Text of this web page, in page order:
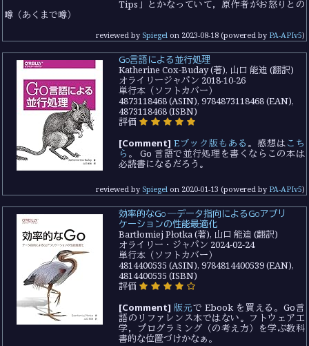
Tips」とかなっていて，原作者がお怒りとの
噂（あくまで噂）
reviewed by Spiegelon 2023-08-18(powered by PA-APIv5)
Go言語による並行処理
Katherine Cox-Buday (著), 山口 能迪 (翻訳)
オライリージャパン 2018-10-26
単行本（ソフトカバー）
4873118468 (ASIN), 9784873118468 (EAN),
4873118468 (ISBN)
評価
[Comment] Eブック版もある 。感想はこち
ら 。 Go 言語で並行処理を書くならこの本は
必読書になるだろう。
reviewed by Spiegelon 2020-01-13 (powered by PA-APIv5)
効率的なGo ―データ指向によるGoアプリ
ケーションの性能最適化
Bartłomiej Płotka (著), 山口 能迪 (翻訳)
オライリー・ジャパン 2024-02-24
単行本（ソフトカバー）
4814400535 (ASIN), 9784814400539 (EAN),
4814400535 (ISBN)
評価
[Comment] 版元で Ebook を買える。Go言
語のリファレンス本ではない。フトウェア工
学，プログラミング（の考え方）を学ぶ教科
書的な位置づけかなぁ。